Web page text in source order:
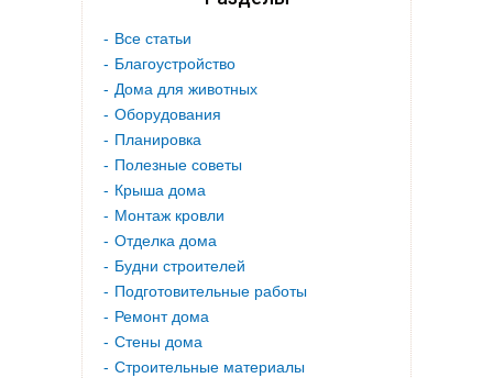
Все статьи
Благоустройство
Дома для животных
Оборудования
Планировка
Полезные советы
Крыша дома
Монтаж кровли
Отделка дома
Будни строителей
Подготовительные работы
Ремонт дома
Стены дома
Строительные материалы